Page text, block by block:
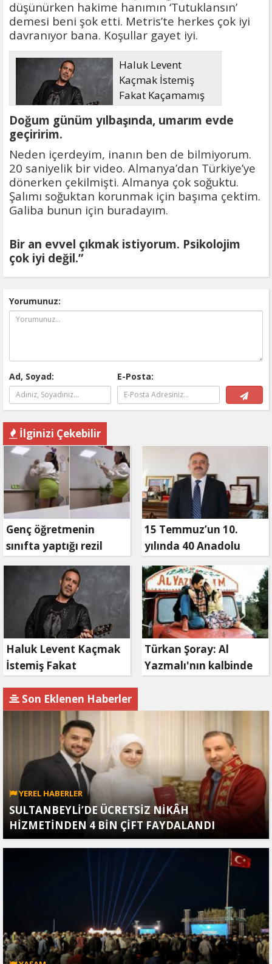
düşünürken hakime hanımın ‘Tutuklansın’
demesi beni şok etti. Metris’te herkes çok iyi
davranıyor bana. Koşullar gayet iyi.
Haluk Levent
Kaçmak İstemiş
Fakat Kaçamamış
Doğum günüm yılbaşında, umarım evde
geçiririm.
Neden içerdeyim, inanın ben de bilmiyorum.
20 saniyelik bir video. Almanya’dan Türkiye’ye
dönerken çekilmişti. Almanya çok soğuktu.
Şalımı soğuktan korunmak için başıma çektim.
Galiba bunun için buradayım.
Bir an evvel çıkmak istiyorum. Psikolojim
çok iyi değil.”
Yorumunuz:
Ad, Soyad: E-Posta:
İlginizi Çekebilir
Genç öğretmenin
sınıfta yaptığı rezil
paylaşım
15 Temmuz’un 10.
yılında 40 Anadolu
kanalından ortak özel
yayın
Haluk Levent Kaçmak
İstemiş Fakat
Türkan Şoray: Al
Yazmalı'nın kalbinde
Son Eklenen Haberler
YEREL HABERLER
SULTANBEYLİ’DE ÜCRETSİZ NİKÂH
HİZMETİNDEN 4 BİN ÇİFT FAYDALANDI